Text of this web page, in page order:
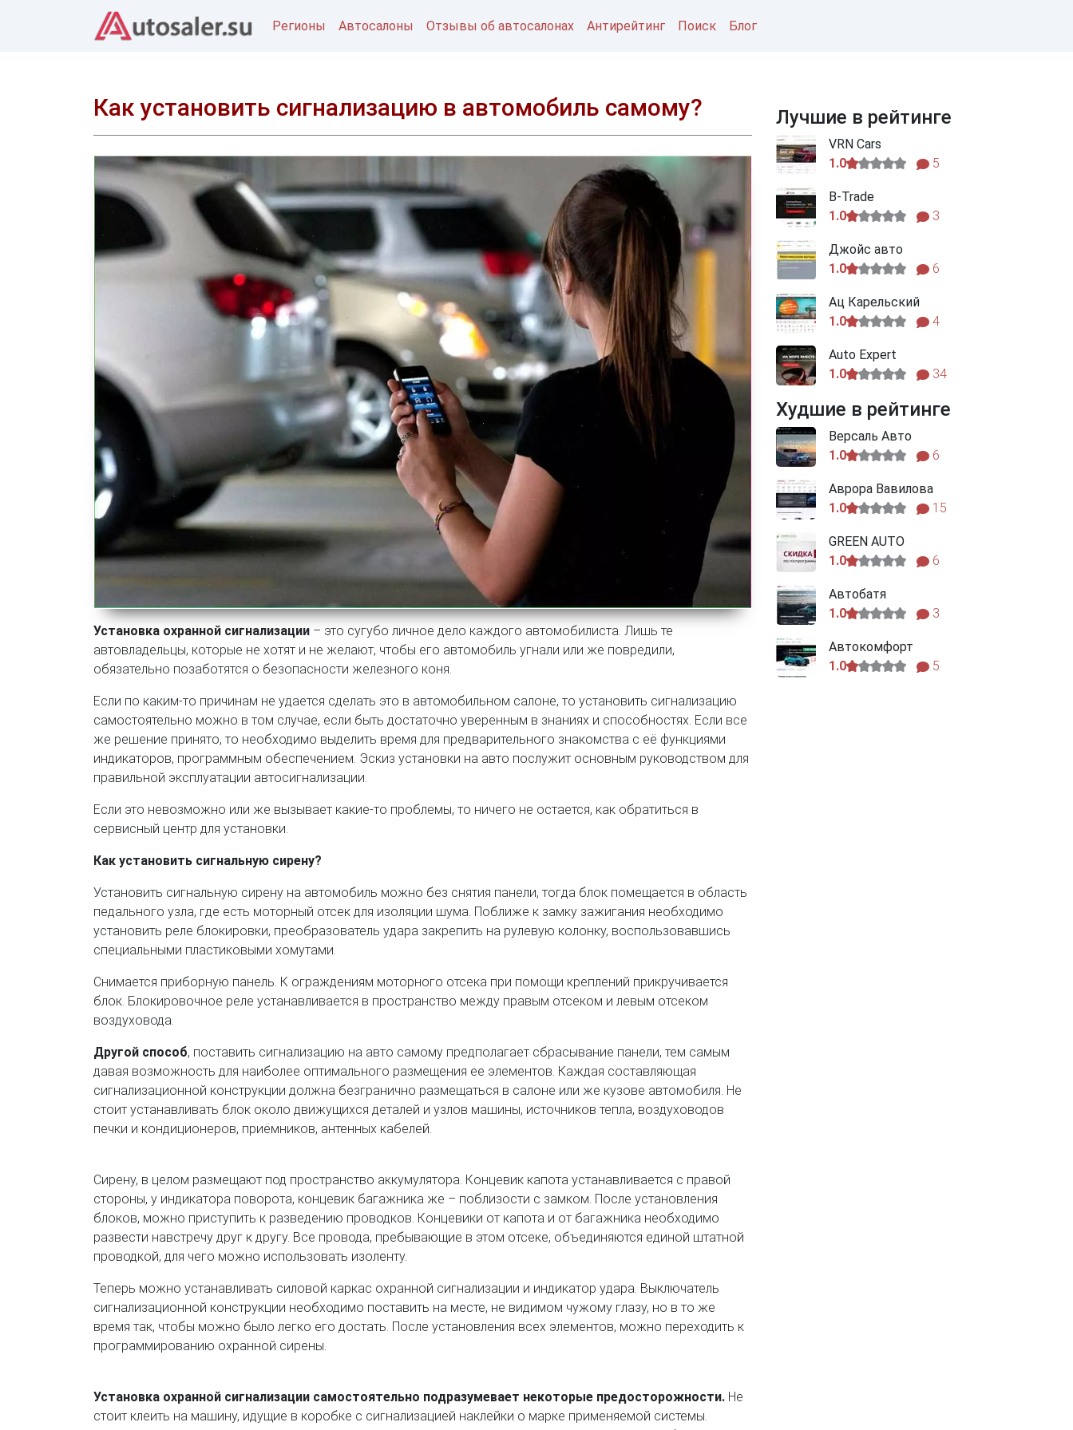
Регионы Автосалоны Отзывы об автосалонах Антирейтинг Поиск Блог
Как установить сигнализацию в автомобиль самому?
Установка охранной сигнализации – это сугубо личное дело каждого автомобилиста. Лишь те
автовладельцы, которые не хотят и не желают, чтобы его автомобиль угнали или же повредили,
обязательно позаботятся о безопасности железного коня.
Если по каким-то причинам не удается сделать это в автомобильном салоне, то установить сигнализацию
самостоятельно можно в том случае, если быть достаточно уверенным в знаниях и способностях. Если все
же решение принято, то необходимо выделить время для предварительного знакомства с её функциями
индикаторов, программным обеспечением. Эскиз установки на авто послужит основным руководством для
правильной эксплуатации автосигнализации.
Если это невозможно или же вызывает какие-то проблемы, то ничего не остается, как обратиться в
сервисный центр для установки.
Как установить сигнальную сирену?
Установить сигнальную сирену на автомобиль можно без снятия панели, тогда блок помещается в область
педального узла, где есть моторный отсек для изоляции шума. Поближе к замку зажигания необходимо
установить реле блокировки, преобразователь удара закрепить на рулевую колонку, воспользовавшись
специальными пластиковыми хомутами.
Снимается приборную панель. К ограждениям моторного отсека при помощи креплений прикручивается
блок. Блокировочное реле устанавливается в пространство между правым отсеком и левым отсеком
воздуховода.
Другой способ, поставить сигнализацию на авто самому предполагает сбрасывание панели, тем самым
давая возможность для наиболее оптимального размещения ее элементов. Каждая составляющая
сигнализационной конструкции должна безгранично размещаться в салоне или же кузове автомобиля. Не
стоит устанавливать блок около движущихся деталей и узлов машины, источников тепла, воздуховодов
печки и кондиционеров, приёмников, антенных кабелей.
Сирену, в целом размещают под пространство аккумулятора. Концевик капота устанавливается с правой
стороны, у индикатора поворота, концевик багажника же – поблизости с замком. После установления
блоков, можно приступить к разведению проводков. Концевики от капота и от багажника необходимо
развести навстречу друг к другу. Все провода, пребывающие в этом отсеке, объединяются единой штатной
проводкой, для чего можно использовать изоленту.
Теперь можно устанавливать силовой каркас охранной сигнализации и индикатор удара. Выключатель
сигнализационной конструкции необходимо поставить на месте, не видимом чужому глазу, но в то же
время так, чтобы можно было легко его достать. После установления всех элементов, можно переходить к
программированию охранной сирены.
Установка охранной сигнализации самостоятельно подразумевает некоторые предосторожности. Не
стоит клеить на машину, идущие в коробке с сигнализацией наклейки о марке применяемой системы.
Лучшие в рейтинге
VRN Cars
1.0
5
B-Trade
1.0
3
Джойс авто
1.0
6
Ац Карельский
1.0
4
Auto Expert
1.0
34
Худшие в рейтинге
Версаль Авто
1.0
6
Аврора Вавилова
1.0
15
GREEN AUTO
1.0
6
Автобатя
1.0
3
Автокомфорт
1.0
5